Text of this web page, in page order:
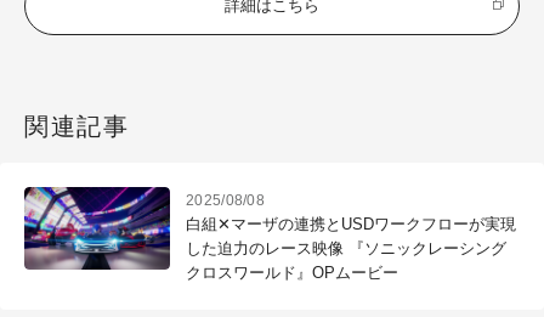
詳細はこちら
関連記事
2025/08/08
白組✕マーザの連携とUSDワークフローが実現
した迫力のレース映像 『ソニックレーシング
クロスワールド』OPムービー